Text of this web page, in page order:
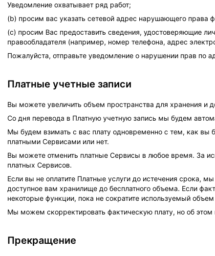
Уведомление охватывает ряд работ;
(b) просим вас указать сетевой адрес нарушающего права
(с) просим Вас предоставить сведения, удостоверяющие
правообладателя (например, номер телефона, адрес
Пожалуйста, отправьте уведомление о нарушении прав по
Платные учетные записи
Вы можете увеличить объем пространства для хранения и
Со дня перевода в Платную учетную запись мы будем
Мы будем взимать с вас плату одновременно с тем, как вы
платными Сервисами или нет.
Вы можете отменить платные Сервисы в любое время. За
платных Сервисов.
Если вы не оплатите Платные услуги до истечения срока,
доступное вам хранилище до бесплатного объема. Если
некоторые функции, пока не сократите используемый
Мы можем скорректировать фактическую плату, но об
Прекращение